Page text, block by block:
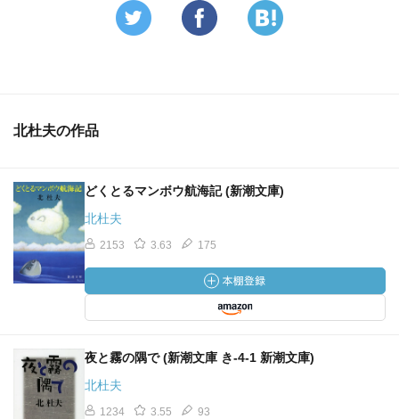
北杜夫の作品
どくとるマンボウ航海記 (新潮文庫)
北杜夫
2153 3.63 175
夜と霧の隅で (新潮文庫 き-4-1 新潮文庫)
北杜夫
1234 3.55 93